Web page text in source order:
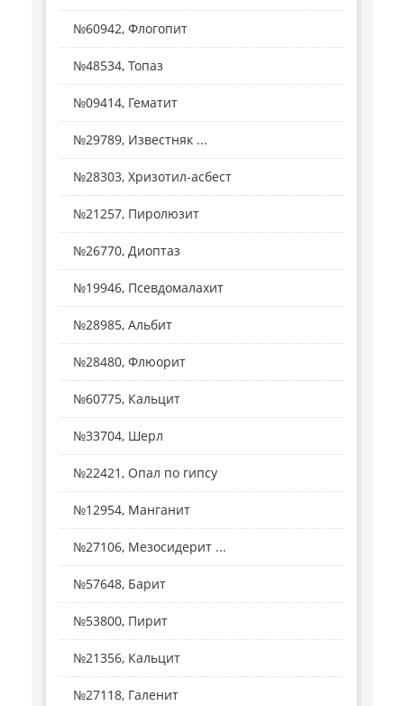
№60942, Флогопит
№48534, Топаз
№09414, Гематит
№29789, Известняк ...
№28303, Хризотил-асбест
№21257, Пиролюзит
№26770, Диоптаз
№19946, Псевдомалахит
№28985, Альбит
№28480, Флюорит
№60775, Кальцит
№33704, Шерл
№22421, Опал по гипсу
№12954, Манганит
№27106, Мезосидерит ...
№57648, Барит
№53800, Пирит
№21356, Кальцит
№27118, Галенит